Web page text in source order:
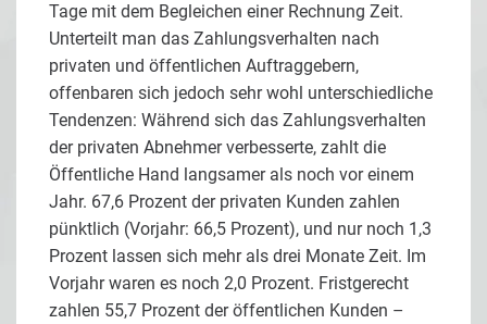
Tage mit dem Begleichen einer Rechnung Zeit.
Unterteilt man das Zahlungsverhalten nach
privaten und öffentlichen Auftraggebern,
offenbaren sich jedoch sehr wohl unterschiedliche
Tendenzen: Während sich das Zahlungsverhalten
der privaten Abnehmer verbesserte, zahlt die
Öffentliche Hand langsamer als noch vor einem
Jahr. 67,6 Prozent der privaten Kunden zahlen
pünktlich (Vorjahr: 66,5 Prozent), und nur noch 1,3
Prozent lassen sich mehr als drei Monate Zeit. Im
Vorjahr waren es noch 2,0 Prozent. Fristgerecht
zahlen 55,7 Prozent der öffentlichen Kunden –